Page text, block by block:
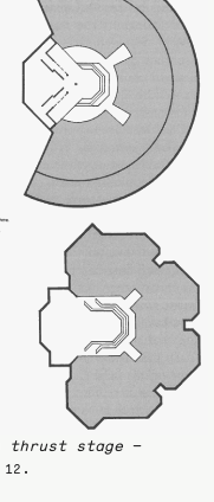
thrust stage–
12 .